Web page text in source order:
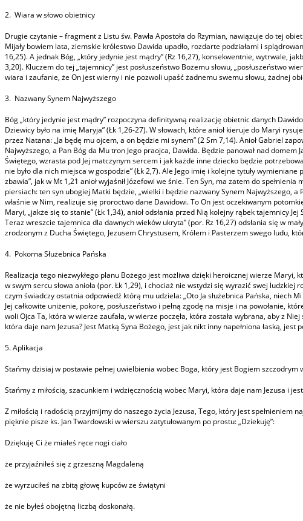
2. Wiara w słowo obietnicy
Drugie czytanie – fragment z Listu św. Pawła Apostoła do Rzymian, nawiązuje do tej
Mijały bowiem lata, ziemskie królestwo Dawida upadło, rozdarte podziałami i
16,25). A jednak Bóg, „który jedynie jest mądry” (Rz 16,27), konsekwentnie, wytrwale,
3,20). Kluczem do tej „tajemnicy” jest posłuszeństwo Bożemu słowu, „posłuszeństwo
wiara i zaufanie, że On jest wierny i nie pozwoli upaść żadnemu swemu słowu, żadnej
3. Nazwany Synem Najwyższego
Bóg „który jedynie jest mądry” rozpoczyna definitywną realizację obietnic danych
Dziewicy było na imię Maryja” (Łk 1,26-27). W słowach, które anioł kieruje do Maryi
przez Natana: „Ja będę mu ojcem, a on będzie mi synem” (2 Sm 7,14). Anioł Gabriel
Najwyższego, a Pan Bóg da Mu tron Jego praojca, Dawida. Będzie panował nad
Świętego, wzrasta pod Jej matczynym sercem i jak każde inne dziecko będzie
nie było dla nich miejsca w gospodzie” (Łk 2,7). Ale Jego imię i kolejne tytuły
zbawia”, jak w Mt 1,21 anioł wyjaśnił Józefowi we śnie. Ten Syn, ma zatem do
piersiach: ten syn ubogiej Matki będzie, „wielki i będzie nazwany Synem Najwyższego,
właśnie w Nim, realizuje się proroctwo dane Dawidowi. To On jest oczekiwanym
Maryi, „jakże się to stanie” (Łk 1,34), anioł odsłania przed Nią kolejny rąbek tajemnicy
Teraz wreszcie tajemnica dla dawnych wieków ukryta” (por. Rz 16,27) odsłania się w
zrodzonym z Ducha Świętego, Jezusem Chrystusem, Królem i Pasterzem swego ludu,
4. Pokorna Służebnica Pańska
Realizacja tego niezwykłego planu Bożego jest możliwa dzięki heroicznej wierze Maryi,
w swym sercu słowa anioła (por. Łk 1,29), i chociaż nie wstydzi się wyrazić swej
czym świadczy ostatnia odpowiedź którą mu udziela: „Oto Ja służebnica Pańska, niech
Jej całkowite uniżenie, pokorę, posłuszeństwo i pełną zgodę na misje i na powołanie,
woli Ojca Ta, która w wierze zaufała, w wierze poczęła, która została wybrana, aby z
która daje nam Jezusa? Jest Matką Syna Bożego, jest jak nikt inny napełniona łaską,
5. Aplikacja
Stańmy dzisiaj w postawie pełnej uwielbienia wobec Boga, który jest Bogiem
Stańmy z miłością, szacunkiem i wdzięcznością wobec Maryi, która daje nam Jezusa i
Z miłością i radością przyjmijmy do naszego życia Jezusa, Tego, który jest spełnieniem
pięknie pisze ks. Jan Twardowski w wierszu zatytułowanym po prostu: „Dziekuję”:
Dziękuję Ci że miałeś ręce nogi ciało
że przyjaźniłeś się z grzeszną Magdaleną
że wyrzuciłeś na zbitą głowę kupców ze świątyni
że nie byłeś obojętną liczbą doskonałą.